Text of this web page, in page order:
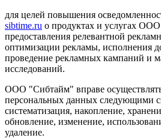
для целей повышения
sibtime.ru о продуктах и услугах
предоставления релевантной
оптимизации рекламы, исполнения
проведение рекламных кампаний и
исследований.
ООО "Сибтайм" вправе
персональных данных следующими
систематизация, накопление,
обновление, изменение,
удаление.